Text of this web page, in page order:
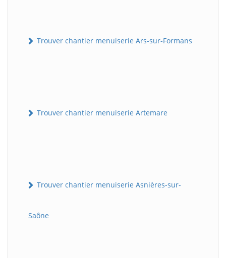
Trouver chantier menuiserie Ars-sur-Formans
Trouver chantier menuiserie Artemare
Trouver chantier menuiserie Asnières-sur-
Saône